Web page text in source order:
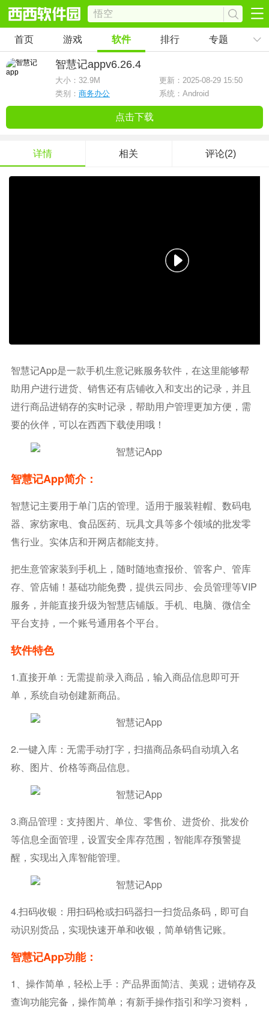
首页 游戏 软件 排行 专题
智慧记appv6.26.4
大小： 32.9M
更新：2025-08-29 15:50
类别： 商务办公 系统：Android
点击下载
详情 相关 评论(2)
智慧记app是一款手机生意记账服务软件，在这里能够帮
助用户进行进货、销售还有店铺收入和支出的记录，并且
进行商品进销存的实时记录，帮助用户管理更加方便，需
要的伙伴，可以在西西下载使用哦！
智慧记app简介：
智慧记主要用于单门店的管理。适用于服装鞋帽、数码电
器、家纺家电、食品医药、玩具文具等多个领域的批发零
售行业。实体店和开网店都能支持。
把生意管家装到手机上，随时随地查报价、管客户、管库
存、管店铺！基础功能免费，提供云同步、会员管理等VIP
服务，并能直接升级为智慧店铺版。手机、电脑、微信全
平台支持，一个账号通用各个平台。
软件特色
1.直接开单：无需提前录入商品，输入商品信息即可开
单，系统自动创建新商品。
2.一键入库：无需手动打字，扫描商品条码自动填入名
称、图片、价格等商品信息。
3.商品管理：支持图片、单位、零售价、进货价、批发价
等信息全面管理，设置安全库存范围，智能库存预警提
醒，实现出入库智能管理。
4.扫码收银：用扫码枪或扫码器扫一扫货品条码，即可自
动识别货品，实现快速开单和收银，简单销售记账。
智慧记app功能：
1、操作简单，轻松上手：产品界面简洁、美观；进销存及
查询功能完备，操作简单；有新手操作指引和学习资料，